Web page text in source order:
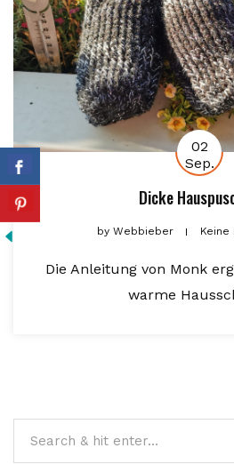
02
Sep.
Dicke
by Webbieber Keine
Die Anleitung von Monk
warme